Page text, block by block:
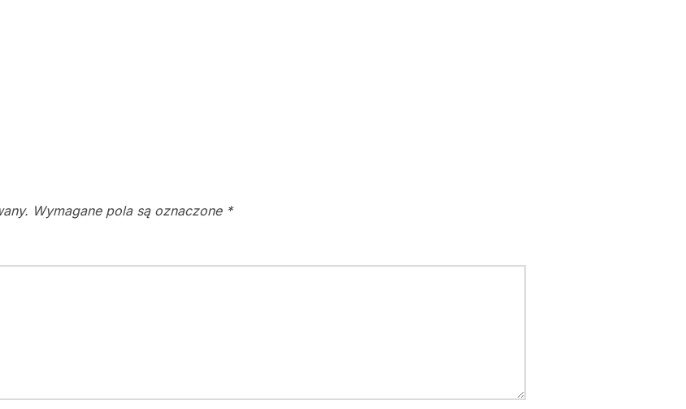
Wymagane pola są oznaczone *